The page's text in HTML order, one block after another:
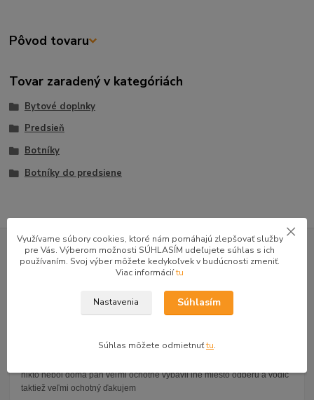
Pôvod tovaru
Tovar zaradený v kategóriách
Bytové doplnky
Predsieň
Botníky
Botníky do predsiene
GOOGLE RECENZIE ZÁKAZNÍKOV
4.9★★★★★
47 recenzií · Google
nikto nebol doma pán veľmi ochotne vybavil iné miesto odberu a vodič
taktiež veľmi ochotný ďakujem
Využívame súbory cookies, ktoré nám pomáhajú zlepšovať služby
pre Vás. Výberom možnosti SÚHLASÍM udeľujete súhlas s ich
používaním. Svoj výber môžete kedykoľvek v budúcnosti zmeniť.
Viac informáciítu
Nastavenia Súhlasím
Súhlas môžete odmietnuťtu.